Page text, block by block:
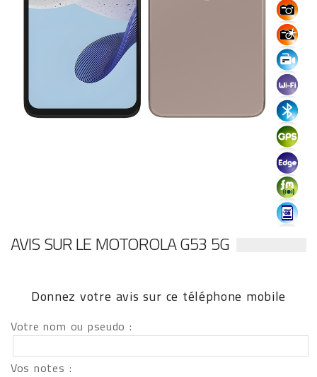
AVIS SUR LE MOTOROLA G53 5G
Donnez votre avis sur ce téléphone mobile
Votre nom ou pseudo :
Vos notes :